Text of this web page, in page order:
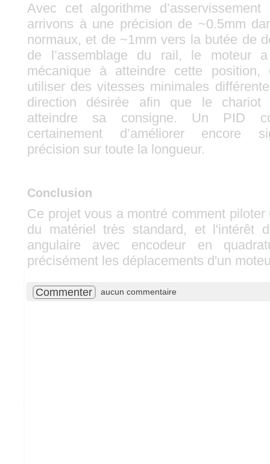
Avec cet algorithme
arrivons à une précision de ~0.5mm
normaux, et de ~1mm vers la butée de
de l’assemblage du rail, le moteur
mécanique à atteindre cette
utiliser des vitesses minimales
direction désirée afin que le chariot
atteindre sa consigne. Un PID
certainement d’améliorer encore
précision sur toute la longueur.
Conclusion
Ce projet vous a montré comment
du matériel très standard, et l'intérêt
angulaire avec encodeur en
précisément les déplacements d'un
Commenter aucun commentaire